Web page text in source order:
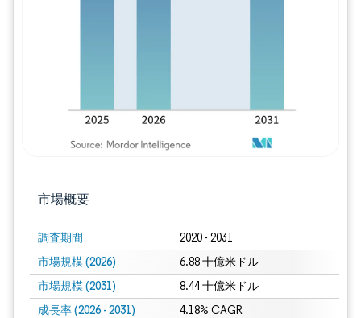
市場概要
調査期間 2020 - 2031
市場規模 (2026) 6.88 十億米ドル
市場規模 (2031) 8.44 十億米ドル
成長率 (2026 - 2031) 4.18% CAGR